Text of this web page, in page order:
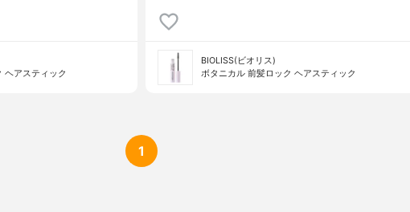
ヘアスティック
BIOLISS(ビオリス)
ボタニカル 前髪ロック ヘアスティック
1